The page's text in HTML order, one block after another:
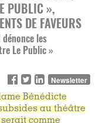
PUBLIC »,
DE FAVEURS
les
Le Public »
Newsletter
Bénédicte
au théâtre
comme